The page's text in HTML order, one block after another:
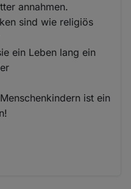
annahmen.
sind wie religiös
ein Leben lang ein
ist ein